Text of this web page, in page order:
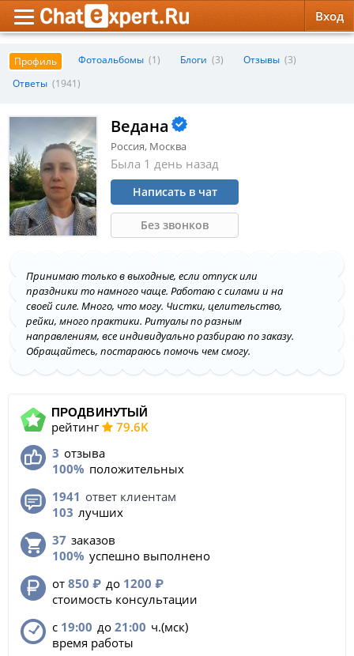
Вход
Профиль Фотоальбомы (1) Блоги (3) Отзывы (3)
Ответы (1941)
Ведана
Россия, Москва
Была 1 день назад
Написать в чат
Без звонков
Принимаю только в выходные, если отпуск или
праздники то намного чаще. Работаю с силами и на
своей силе. Много, что могу. Чистки, целительство,
рейки, много практики. Ритуалы по разным
направлениям, все индивидуально разбираю по заказу.
Обращайтесь, постараюсь помочь чем смогу.
ПРОДВИНУТЫЙ
рейтинг
79.6K
3 отзыва
100% положительных
1941 ответ клиентам
103 лучших
37 заказов
100% успешно выполнено
от 850 ₽ до 1200 ₽
стоимость консультации
с 19:00 до 21:00 ч.(мск)
время работы
Психология
Красота, Здоровье
Психология
Красота, Здоровье
Обратная связь
Правила сервиса